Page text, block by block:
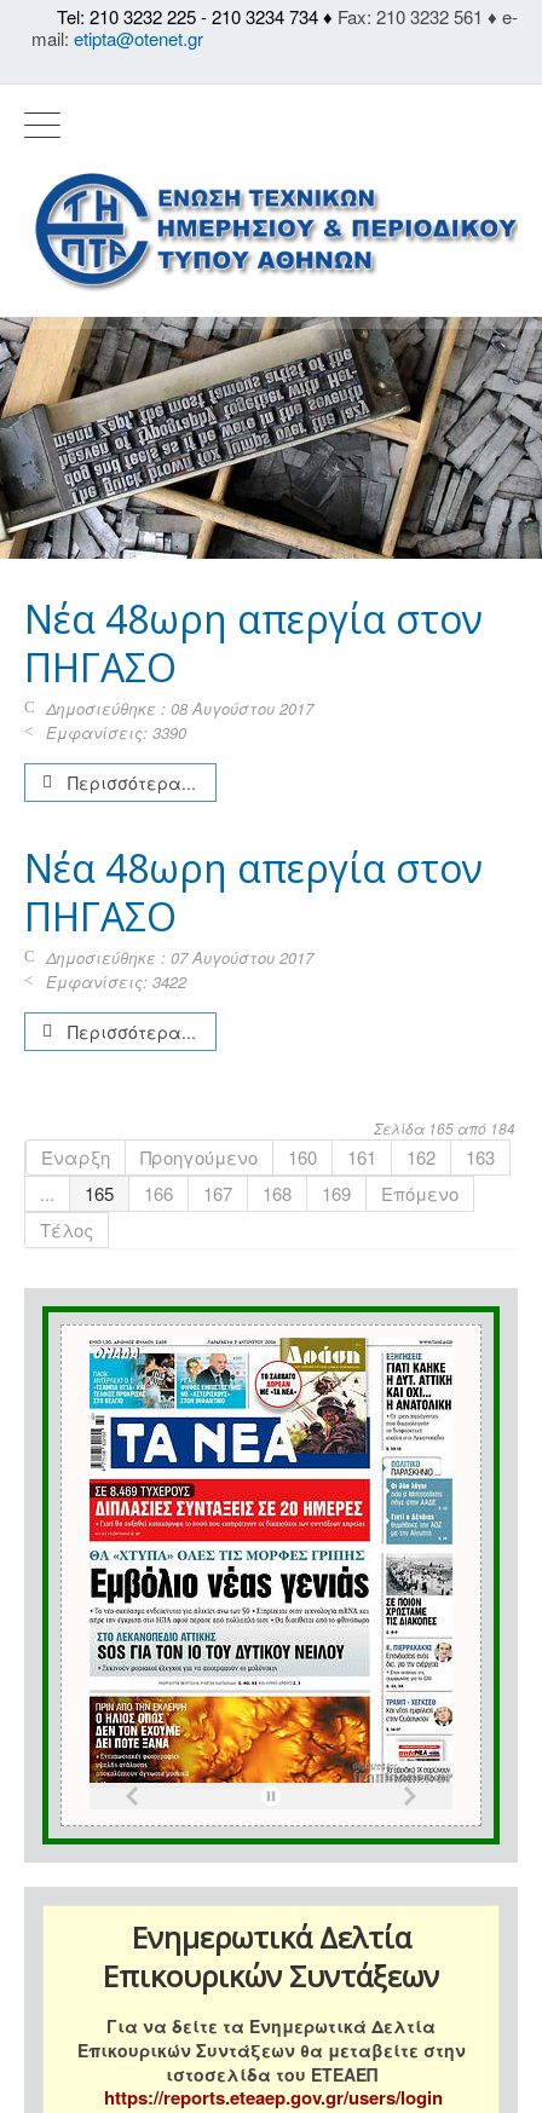
Tel: 210 3232 225 - 210 3234 734 ♦ Fax: 210 3232 561 ♦ e-
mail: etipta@otenet.gr
Νέα 48ωρη απεργία στον
ΠΗΓΑΣΟ
Δημοσιεύθηκε : 08 Αυγούστου 2017
Εμφανίσεις: 3390
Περισσότερα...
Νέα 48ωρη απεργία στον
ΠΗΓΑΣΟ
Δημοσιεύθηκε : 07 Αυγούστου 2017
Εμφανίσεις: 3422
Περισσότερα...
Σελίδα 165 από 184
Έναρξη Προηγούμενο 160 161 162
163
...
165 166 167 168 169
Επόμενο
Τέλος
Ενημερωτικά Δελτία
Επικουρικών Συντάξεων
Για να δείτε τα Ενημερωτικά Δελτία
Επικουρικών Συντάξεων θα μεταβείτε στην
ιστοσελίδα του ΕΤΕΑΕΠ
https://reports.eteaep.gov.gr/users/login